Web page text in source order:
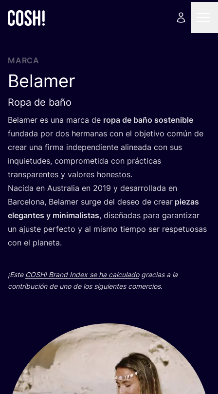
MARCA
Belamer
Ropa de baño
Bela­mer es una mar­ca de ropa de baño sos­te­ni­ble
fun­da­da por dos her­ma­nas con el obje­ti­vo común de
crear una fir­ma inde­pen­dien­te ali­nea­da con sus
inquie­tu­des, com­pro­me­ti­da con prác­ti­cas
trans­pa­ren­tes y valo­res honestos.
Naci­da en Aus­tra­lia en 2019 y desa­rro­lla­da en
Bar­ce­lo­na, Bela­mer sur­ge del deseo de crear pie­zas
ele­gan­tes y mini­ma­lis­tas, dise­ña­das para garan­ti­zar
un ajus­te per­fec­to y al mis­mo tiem­po ser res­pe­tuo­sas
con el planeta.
¡Este COSH! Brand Index se ha cal­cu­la­dogra­cias a la
con­tri­bu­ción de uno de los siguien­tes comercios.